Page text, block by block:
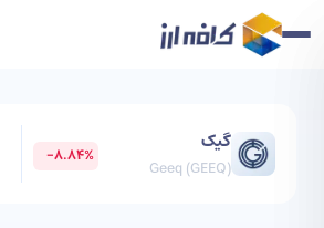
گیک
Geeq (GEEQ)
-8.84%